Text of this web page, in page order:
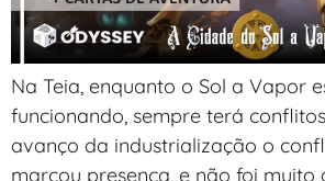
Na Teia, enquanto o Sol a Vapor
funcionando, sempre terá
avanço da industrialização o
marcou presença, e não foi muito